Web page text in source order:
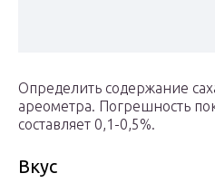
Определить содержание
ареометра. Погрешность
составляет 0,1-0,5%.
Вкус